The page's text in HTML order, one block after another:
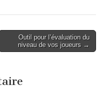
Outil pour l’évaluation du
niveau de vos joueurs →